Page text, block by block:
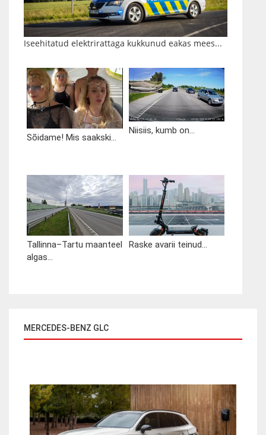
Iseehitatud elektrirattaga kukkunud eakas mees...
Sõidame! Mis saakski...
Niisiis, kumb on...
Tallinna–Tartu maanteel
algas...
Raske avarii teinud...
MERCEDES-BENZ GLC